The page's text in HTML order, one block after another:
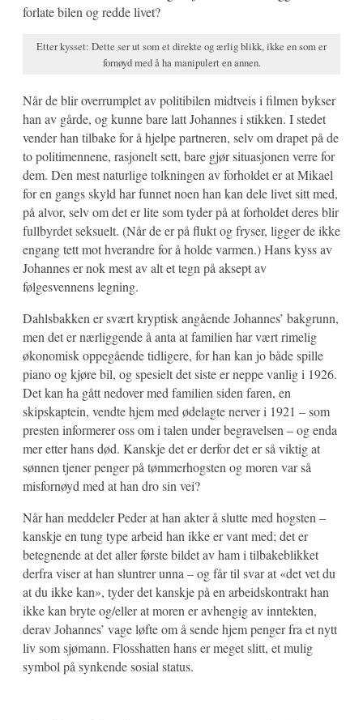
forlate bilen og redde livet?
Etter kysset: Dette ser ut som et direkte og ærlig blikk, ikke en som er
fornøyd med å ha manipulert en annen.
Når de blir overrumplet av politibilen midtveis i filmen bykser
han av gårde, og kunne bare latt Johannes i stikken. I stedet
vender han tilbake for å hjelpe partneren, selv om drapet på de
to politimennene, rasjonelt sett, bare gjør situasjonen verre for
dem. Den mest naturlige tolkningen av forholdet er at Mikael
for en gangs skyld har funnet noen han kan dele livet sitt med,
på alvor, selv om det er lite som tyder på at forholdet deres blir
fullbyrdet seksuelt. (Når de er på flukt og fryser, ligger de ikke
engang tett mot hverandre for å holde varmen.) Hans kyss av
Johannes er nok mest av alt et tegn på aksept av
følgesvennens legning.
Dahlsbakken er svært kryptisk angående Johannes’ bakgrunn,
men det er nærliggende å anta at familien har vært rimelig
økonomisk oppegående tidligere, for han kan jo både spille
piano og kjøre bil, og spesielt det siste er neppe vanlig i 1926.
Det kan ha gått nedover med familien siden faren, en
skipskaptein, vendte hjem med ødelagte nerver i 1921 – som
presten informerer oss om i talen under begravelsen – og enda
mer etter hans død. Kanskje det er derfor det er så viktig at
sønnen tjener penger på tømmerhogsten og moren var så
misfornøyd med at han dro sin vei?
Når han meddeler Peder at han akter å slutte med hogsten –
kanskje en tung type arbeid han ikke er vant med; det er
betegnende at det aller første bildet av ham i tilbakeblikket
derfra viser at han sluntrer unna – og får til svar at «det vet du
at du ikke kan», tyder det kanskje på en arbeidskontrakt han
ikke kan bryte og/eller at moren er avhengig av inntekten,
derav Johannes’ vage løfte om å sende hjem penger fra et nytt
liv som sjømann. Flosshatten hans er meget slitt, et mulig
symbol på synkende sosial status.